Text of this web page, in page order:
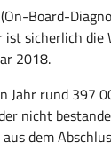
Board-
sicherlich
2018.
Jahr rund 397
nicht
dem